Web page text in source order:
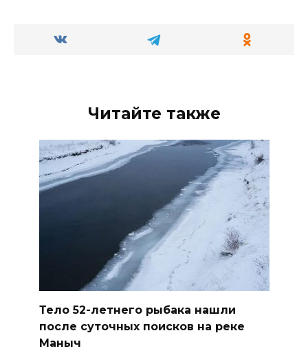
Читайте также
Тело 52-летнего рыбака нашли
после суточных поисков на реке
Маныч